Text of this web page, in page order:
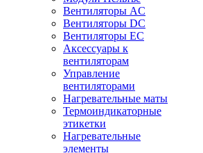
Вентиляторы AC
Вентиляторы DC
Вентиляторы EC
Аксессуары к
вентиляторам
Управление
вентиляторами
Нагревательные маты
Термоиндикаторные
этикетки
Нагревательные
элементы